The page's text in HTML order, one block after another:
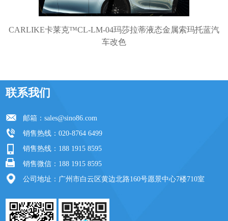
CARLIKE卡莱克™CL-LM-04玛莎拉蒂液态金属索玛托蓝汽
车改色
联系我们
邮箱：sales@sino86.com
销售热线：020-8764 6499
销售热线：188 1915 8595
销售微信：188 1915 8595
公司地址：广州市白云区黄边北路160号愿景中心7楼710室